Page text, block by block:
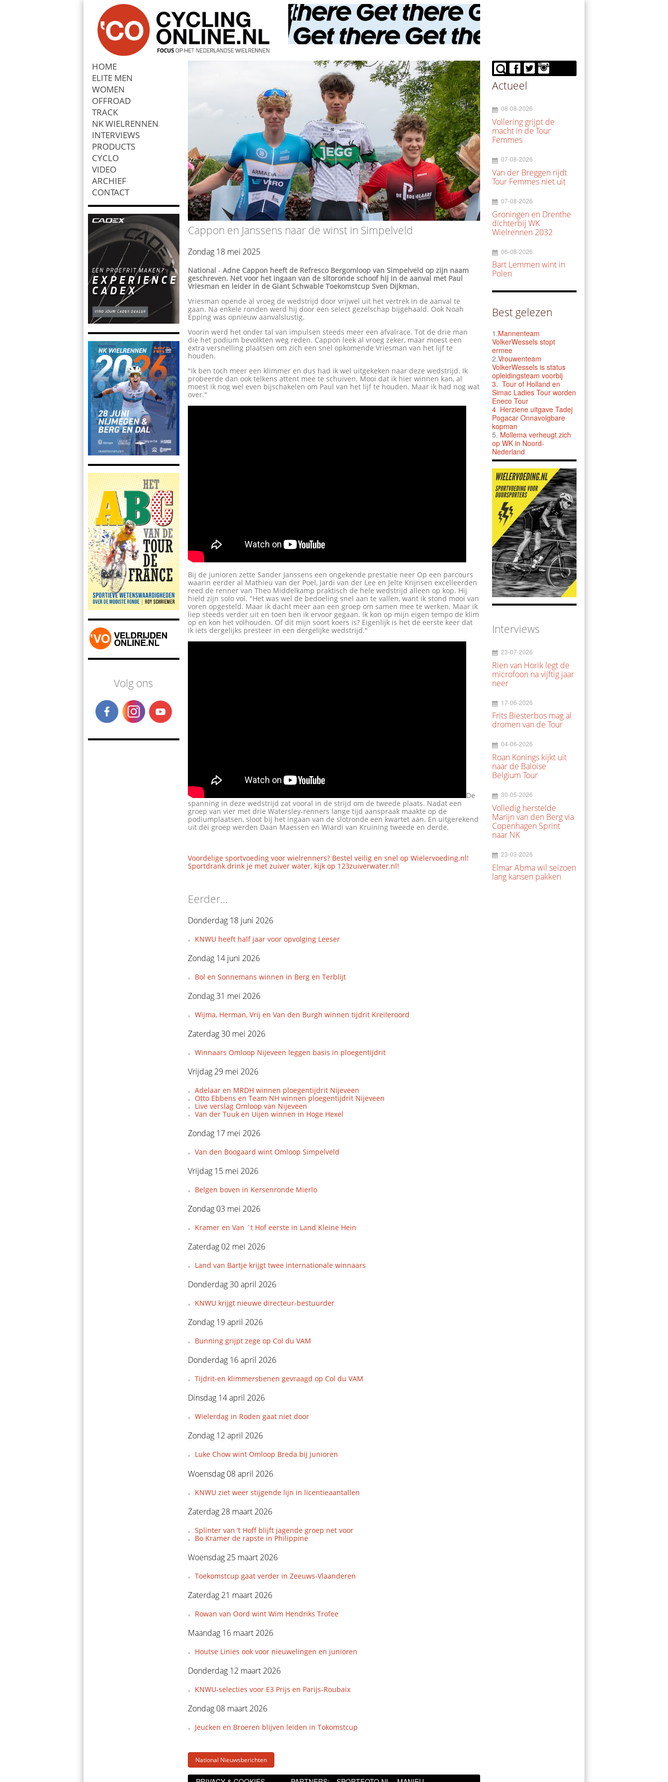
HOME
ELITE MEN
WOMEN
OFFROAD
TRACK
NK WIELRENNEN
INTERVIEWS
PRODUCTS
CYCLO
VIDEO
ARCHIEF
CONTACT
Zoek
Volg ons
Cappon en Janssens naar de winst in Simpelveld
Zondag 18 mei 2025
National -Adne Cappon heeft de Refresco Bergomloop van Simpelveld op zijn naam
geschreven. Net voor het ingaan van de sltoronde schoof hij in de aanval met Paul
Vriesman en leider in de Giant Schwable Toekomstcup Sven Dijkman.
Vriesman opende al vroeg de wedstrijd door vrijwel uit het vertrek in de aanval te
gaan. Na enkele ronden werd hij door een select gezelschap bijgehaald. Ook Noah
Epping was opnieuw aanvalslustig.
Voorin werd het onder tal van impulsen steeds meer een afvalrace. Tot de drie man
die het podium bevolkten weg reden. Cappon leek al vroeg zeker, maar moest een
extra versnelling plaatsen om zich een snel opkomende Vriesman van het lijf te
houden.
"Ik ben toch meer een klimmer en dus had ik wel uitgekeken naar deze wedstrijd. Ik
probeerde dan ook telkens attent mee te schuiven. Mooi dat ik hier winnen kan, al
moest ik nog wel even bijschakelen om Paul van het lijf te houden. Maar ik had nog wat
over."
Bij de junioren zette Sander Janssens een ongekende prestatie neer Op een parcours
waarin eerder al Mathieu van der Poel, Jardi van der Lee en Jelte Krijnsen excelleerden
reed de renner van Theo Middelkamp praktisch de hele wedstrijd alleen op kop. Hij
hield zijn solo vol. "Het was wel de bedoeling snel aan te vallen, want ik stond mooi van
voren opgesteld. Maar ik dacht meer aan een groep om samen mee te werken. Maar ik
liep steeds verder uit en toen ben ik ervoor gegaan. Ik kon op mijn eigen tempo de klim
op en kon het volhouden. Of dit mijn soort koers is? Eigenlijk is het de eerste keer dat
ik iets dergelijks presteer in een dergelijke wedstrijd."
De
spanning in deze wedstrijd zat vooral in de strijd om de tweede plaats. Nadat een
groep van vier met drie Watersley-renners lange tijd aanspraak maakte op de
podiumplaatsen, sloot bij het ingaan van de slotronde een kwartet aan. En uitgerekend
uit dei groep werden Daan Maessen en Wiardi van Kruining tweede en derde.
Voordelige sportvoeding voor wielrenners? Bestel veilig en snel op Wielervoeding.nl!
Sportdrank drink je met zuiver water, kijk op 123zuiverwater.nl!
Eerder...
Donderdag 18 juni 2026
KNWU heeft half jaar voor opvolging Leeser
Zondag 14 juni 2026
Bol en Sonnemans winnen in Berg en Terblijt
Zondag 31 mei 2026
Wijma, Herman, Vrij en Van den Burgh winnen tijdrit Kreileroord
Zaterdag 30 mei 2026
Winnaars Omloop Nijeveen leggen basis in ploegentijdrit
Vrijdag 29 mei 2026
Adelaar en MRDH winnen ploegentijdrit Nijeveen
Otto Ebbens en Team NH winnen ploegentijdrit Nijeveen
Live verslag Omloop van Nijeveen
Van der Tuuk en Uijen winnen in Hoge Hexel
Zondag 17 mei 2026
Van den Boogaard wint Omloop Simpelveld
Vrijdag 15 mei 2026
Belgen boven in Kersenronde Mierlo
Zondag 03 mei 2026
Kramer en Van ´t Hof eerste in Land Kleine Hein
Zaterdag 02 mei 2026
Land van Bartje krijgt twee internationale winnaars
Donderdag 30 april 2026
KNWU krijgt nieuwe directeur-bestuurder
Zondag 19 april 2026
Bunning grijpt zege op Col du VAM
Donderdag 16 april 2026
Tijdrit-en klimmersbenen gevraagd op Col du VAM
Dinsdag 14 april 2026
Wielerdag in Roden gaat niet door
Zondag 12 april 2026
Luke Chow wint Omloop Breda bij junioren
Woensdag 08 april 2026
KNWU ziet weer stijgende lijn in licentieaantallen
Zaterdag 28 maart 2026
Splinter van ’t Hoff blijft jagende groep net voor
Bo Kramer de rapste in Philippine
Woensdag 25 maart 2026
Toekomstcup gaat verder in Zeeuws-Vlaanderen
Zaterdag 21 maart 2026
Rowan van Oord wint Wim Hendriks Trofee
Maandag 16 maart 2026
Houtse Linies ook voor nieuwelingen en junioren
Donderdag 12 maart 2026
KNWU-selecties voor E3 Prijs en Parijs-Roubaix
Zondag 08 maart 2026
Jeucken en Broeren blijven leiden in Tokomstcup
National Nieuwsberichten
Actueel
08-08-2026
Vollering grijpt de
macht in de Tour
Femmes
07-08-2026
Van der Breggen rijdt
Tour Femmes niet uit
07-08-2026
Groningen en Drenthe
dichterbij WK
Wielrennen 2032
06-08-2026
Bart Lemmen wint in
Polen
Best gelezen
1.Mannenteam
VolkerWessels stopt
ermee
2.Vrouwenteam
VolkerWessels is status
opleidingsteam voorbij
3. Tour of Holland en
Simac Ladies Tour worden
Eneco Tour
4 Herziene uitgave Tadej
Pogacar Onnavolgbare
kopman
5. Mollema verheugt zich
op WK in Noord-
Nederland
Interviews
23-07-2026
Rien van Horik legt de
microfoon na vijftig jaar
neer
17-06-2026
Frits Biesterbos mag al
dromen van de Tour
04-06-2026
Roan Konings kijkt uit
naar de Baloise
Belgium Tour
30-05-2026
Volledig herstelde
Marijn van den Berg via
Copenhagen Sprint
naar NK
23-03-2026
Elmar Abma wil seizoen
lang kansen pakken